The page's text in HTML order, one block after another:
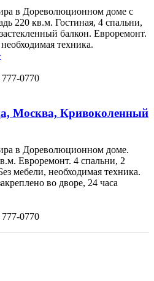
в Дореволюционном доме с
220 кв.м. Гостиная, 4 спальни,
балкон. Евроремонт.
техника.
0770
Москва, Кривоколенный
в Дореволюционном доме.
Евроремонт. 4 спальни, 2
мебели, необходимая техника.
во дворе, 24 часа
0770